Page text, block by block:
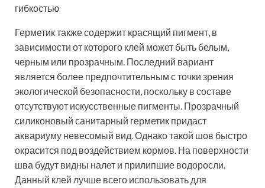
гибкостью
Герметик также содержит красящий пигмент, в
зависимости от которого клей может быть белым,
черным или прозрачным. Последний вариант
является более предпочтительным с точки зрения
экологической безопасности, поскольку в составе
отсутствуют искусственные пигменты. Прозрачный
силиконовый санитарный герметик придаст
аквариуму невесомый вид. Однако такой шов быстро
окрасится под воздействием кормов. На поверхности
шва будут видны налет и прилипшие водоросли.
Данный клей лучше всего использовать для